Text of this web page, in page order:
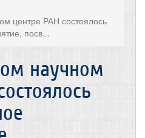
центре РАН состоялось
посв...
научном